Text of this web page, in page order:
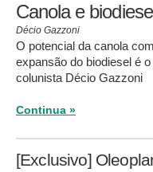
Canola e
Décio Gazzoni
O potencial da canola
expansão do biodiesel é
colunista Décio Gazzoni
Continua »
[Exclusivo]